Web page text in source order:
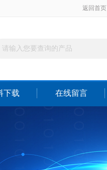
返回首页
下载 在线留言